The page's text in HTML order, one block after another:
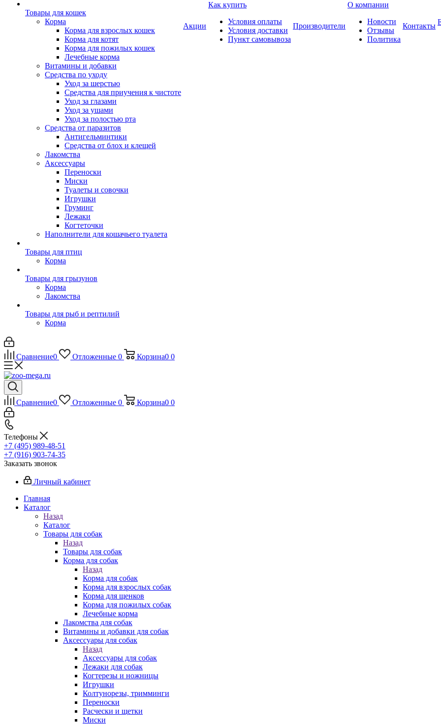
Товары для кошек
Корма
Корма для взрослых кошек
Корма для котят
Корма для пожилых кошек
Лечебные корма
Витамины и добавки
Средства по уходу
Уход за шерстью
Средства для приучения к чистоте
Уход за глазами
Уход за ушами
Уход за полостью рта
Средства от паразитов
Антигельминтики
Средства от блох и клещей
Лакомства
Аксессуары
Переноски
Миски
Туалеты и совочки
Игрушки
Груминг
Лежаки
Когтеточки
Наполнители для кошачьего туалета
Товары для птиц
Корма
Товары для грызунов
Корма
Лакомства
Товары для рыб и рептилий
Корма
Акции
Как купить
Условия оплаты
Условия доставки
Пункт самовывоза
Производители
О компании
Новости
Отзывы
Политика
Контакты
Сравнение0 Отложенные 0 Корзина0 0
Сравнение0 Отложенные 0 Корзина0 0
Телефоны
+7 (495) 989-48-51
+7 (916) 903-74-35
Заказать звонок
Личный кабинет
Главная
Каталог
Назад
Каталог
Товары для собак
Назад
Товары для собак
Корма для собак
Назад
Корма для собак
Корма для взрослых собак
Корма для щенков
Корма для пожилых собак
Лечебные корма
Лакомства для собак
Витамины и добавки для собак
Аксессуары для собак
Назад
Аксессуары для собак
Лежаки для собак
Когтерезы и ножницы
Игрушки
Колтунорезы, тримминги
Переноски
Расчески и щетки
Миски